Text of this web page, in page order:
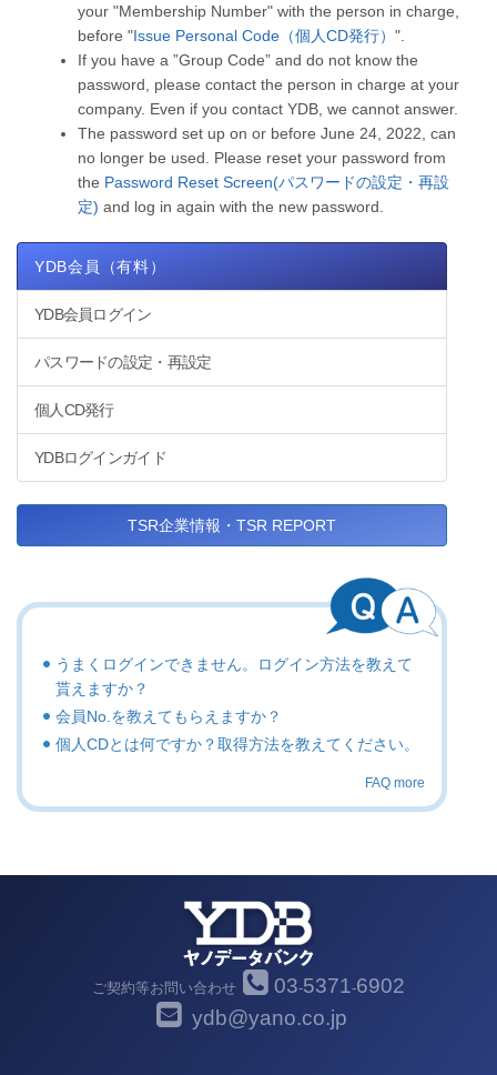
your "Membership Number" with the person in charge,
before "Issue Personal Code（個人CD発行） ".
If you have a ”Group Code” and do not know the
password, please contact the person in charge at your
company. Even if you contact YDB, we cannot answer.
The password set up on or before June 24, 2022, can
no longer be used. Please reset your password from
the Password Reset Screen(パスワードの設定・再設
定) and log in again with the new password.
YDB会員（有料）
YDB会員ログイン
パスワードの設定・再設定
個人CD発行
YDBログインガイド
TSR企業情報・TSR REPORT
うまくログインできません。ログイン方法を教えて
貰えますか？
会員No.を教えてもらえますか？
個人CDとは何ですか？取得方法を教えてください。
FAQ more
ご契約等お問い合わせ 03-5371-6902
ydb@yano.co.jp